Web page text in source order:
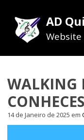
AD
Website
WALKING
14 de Janeiro de 2025 em